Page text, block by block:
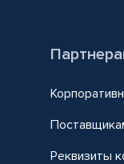
Реквизиты